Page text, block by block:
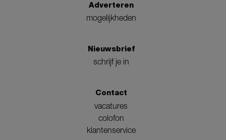
Adverteren
mogelijkheden
Nieuwsbrief
schrijf je in
Contact
vacatures
colofon
klantenservice